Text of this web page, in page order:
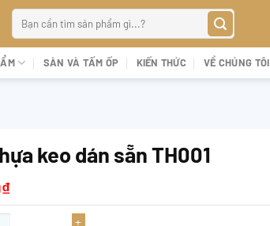
kiếm:
SÀN VÀ TẤM ỐP KIẾN THỨC VỀ CHÚNG TÔI
keo dán sẵn TH001
₫
dán sẵn TH001 số lượng